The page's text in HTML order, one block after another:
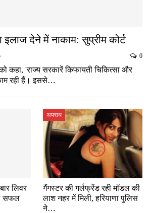
इलाज देने में नाकाम: सुप्रीम कोर्ट
0
कहा, 'राज्य सरकारें किफायती चिकित्सा और
रही हैं। इससे…
लिवर
सफल
अपराध
गैंगस्टर की गर्लफ्रेंड रही मॉडल की
लाश नहर में मिली, हरियाणा पुलिस
ने…